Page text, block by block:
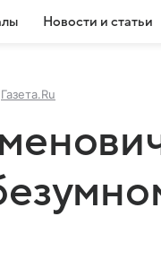
Новости и статьи
Газета.Ru